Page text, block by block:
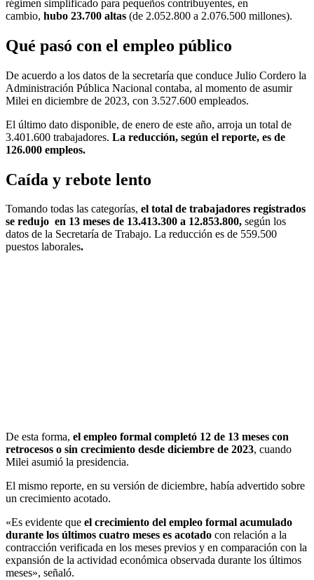
régimen simplificado para pequeños contribuyentes, en
cambio, hubo 23.700 altas (de 2.052.800 a 2.076.500 millones).
Qué pasó con el empleo público
De acuerdo a los datos de la secretaría que conduce Julio Cordero la
Administración Pública Nacional contaba, al momento de asumir
Milei en diciembre de 2023, con 3.527.600 empleados.
El último dato disponible, de enero de este año, arroja un total de
3.401.600 trabajadores. La reducción, según el reporte, es de
126.000 empleos.
Caída y rebote lento
Tomando todas las categorías, el total de trabajadores registrados
se redujo en 13 meses de 13.413.300 a 12.853.800, según los
datos de la Secretaría de Trabajo. La reducción es de 559.500
puestos laborales.
De esta forma, el empleo formal completó 12 de 13 meses con
retrocesos o sin crecimiento desde diciembre de 2023, cuando
Milei asumió la presidencia.
El mismo reporte, en su versión de diciembre, había advertido sobre
un crecimiento acotado.
«Es evidente que el crecimiento del empleo formal acumulado
durante los últimos cuatro meses es acotado con relación a la
contracción verificada en los meses previos y en comparación con la
expansión de la actividad económica observada durante los últimos
meses», señaló.